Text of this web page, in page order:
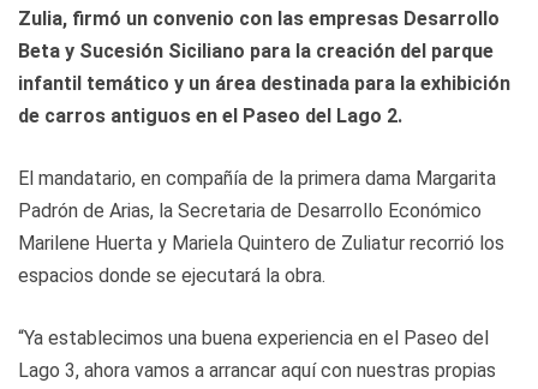
Zulia, firmó un convenio con las empresas Desarrollo
Beta y Sucesión Siciliano para la creación del parque
infantil temático y un área destinada para la exhibición
de carros antiguos en el Paseo del Lago 2.
El mandatario, en compañía de la primera dama Margarita
Padrón de Arias, la Secretaria de Desarrollo Económico
Marilene Huerta y Mariela Quintero de Zuliatur recorrió los
espacios donde se ejecutará la obra.
“Ya establecimos una buena experiencia en el Paseo del
Lago 3, ahora vamos a arrancar aquí con nuestras propias